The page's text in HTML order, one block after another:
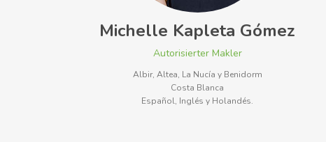
Michelle Kapleta Gómez
Autorisierter Makler
Albir, Altea, La Nucía y Benidorm
Costa Blanca
Español, Inglés y Holandés.